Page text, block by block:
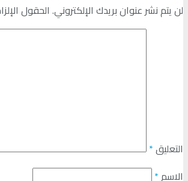
لن يتم نشر عنوان بريدك الإلكتروني. الحقول
التعليق*
الاسم*